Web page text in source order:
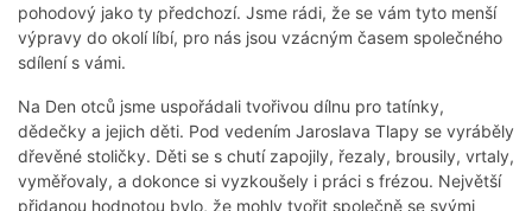
pohodový jako ty předchozí. Jsme rádi, že se vám tyto menší
výpravy do okolí líbí, pro nás jsou vzácným časem společného
sdílení s vámi.
Na Den otců jsme uspořádali tvořivou dílnu pro tatínky,
dědečky a jejich děti. Pod vedením Jaroslava Tlapy se vyráběly
dřevěné stoličky. Děti se s chutí zapojily, řezaly, brousily, vrtaly,
vyměřovaly, a dokonce si vyzkoušely i práci s frézou. Největší
přidanou hodnotou bylo, že mohly tvořit společně se svými